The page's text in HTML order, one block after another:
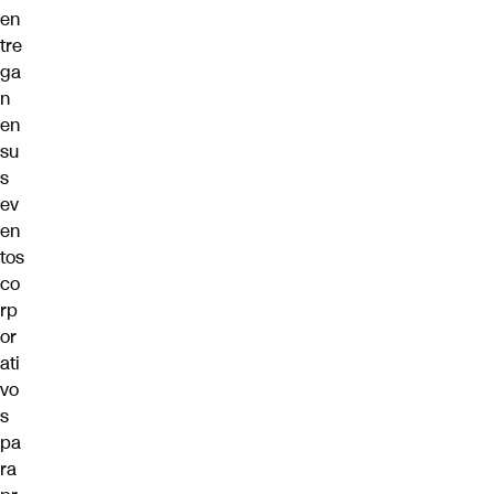
en
tre
ga
n
en
su
s
ev
en
tos
co
rp
or
ati
vo
s
pa
ra